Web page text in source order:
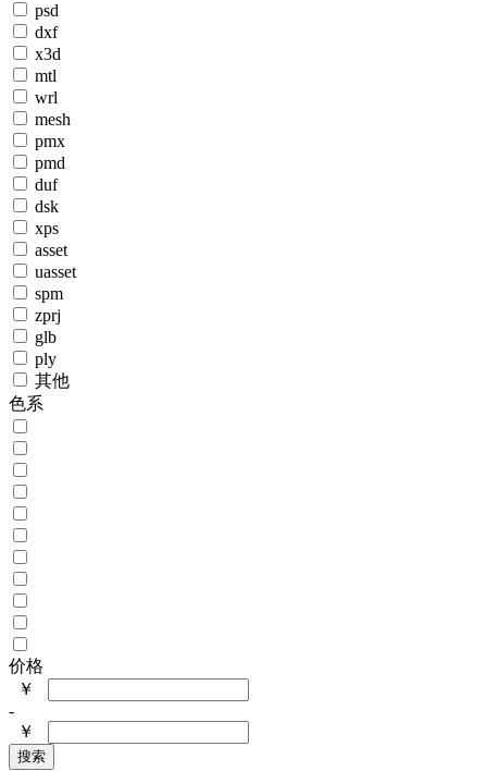
psd
dxf
x3d
mtl
wrl
mesh
pmx
pmd
duf
dsk
xps
asset
uasset
spm
zprj
glb
ply
其他
色系
价格
￥
-
￥
搜索